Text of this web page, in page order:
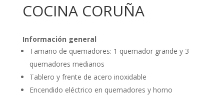
COCINA CORUÑA
Información general
Tamaño de quemadores: 1 quemador grande y 3
quemadores medianos
Tablero y frente de acero inoxidable
Encendido eléctrico en quemadores y horno